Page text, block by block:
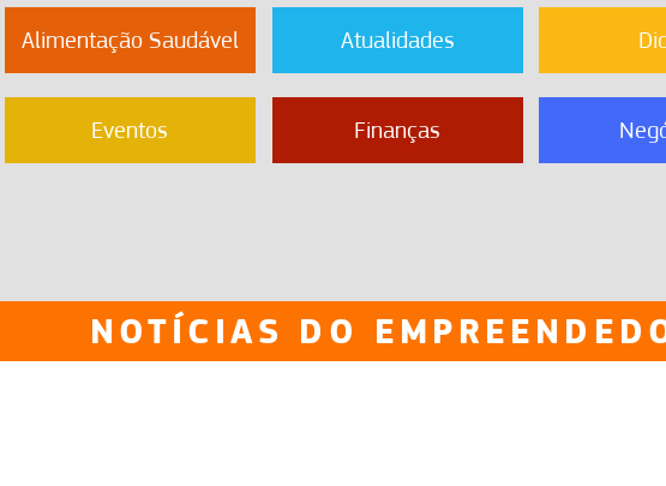
Alimentação Saudável Atualidades
Eventos Finanças
NOTÍCIAS DO